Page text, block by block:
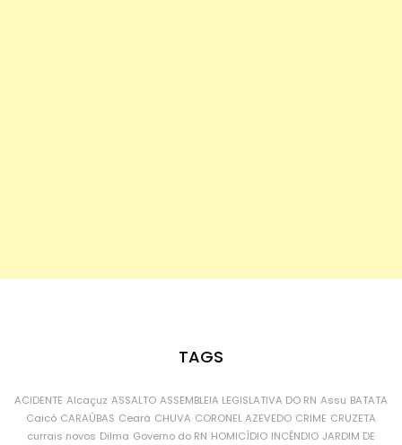
TAGS
ACIDENTE Alcaçuz ASSALTO ASSEMBLEIA LEGISLATIVA DO RN Assu BATATA
Caicó CARAÚBAS Ceará CHUVA CORONEL AZEVEDO CRIME CRUZETA
currais novos Dilma Governo do RN HOMICÍDIO INCÊNDIO JARDIM DE